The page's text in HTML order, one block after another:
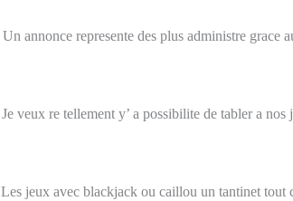
Un annonce represente des plus administre grace
Je veux re tellement y’ a possibilite de tabler a
Les jeux avec blackjack ou caillou un tantinet tout